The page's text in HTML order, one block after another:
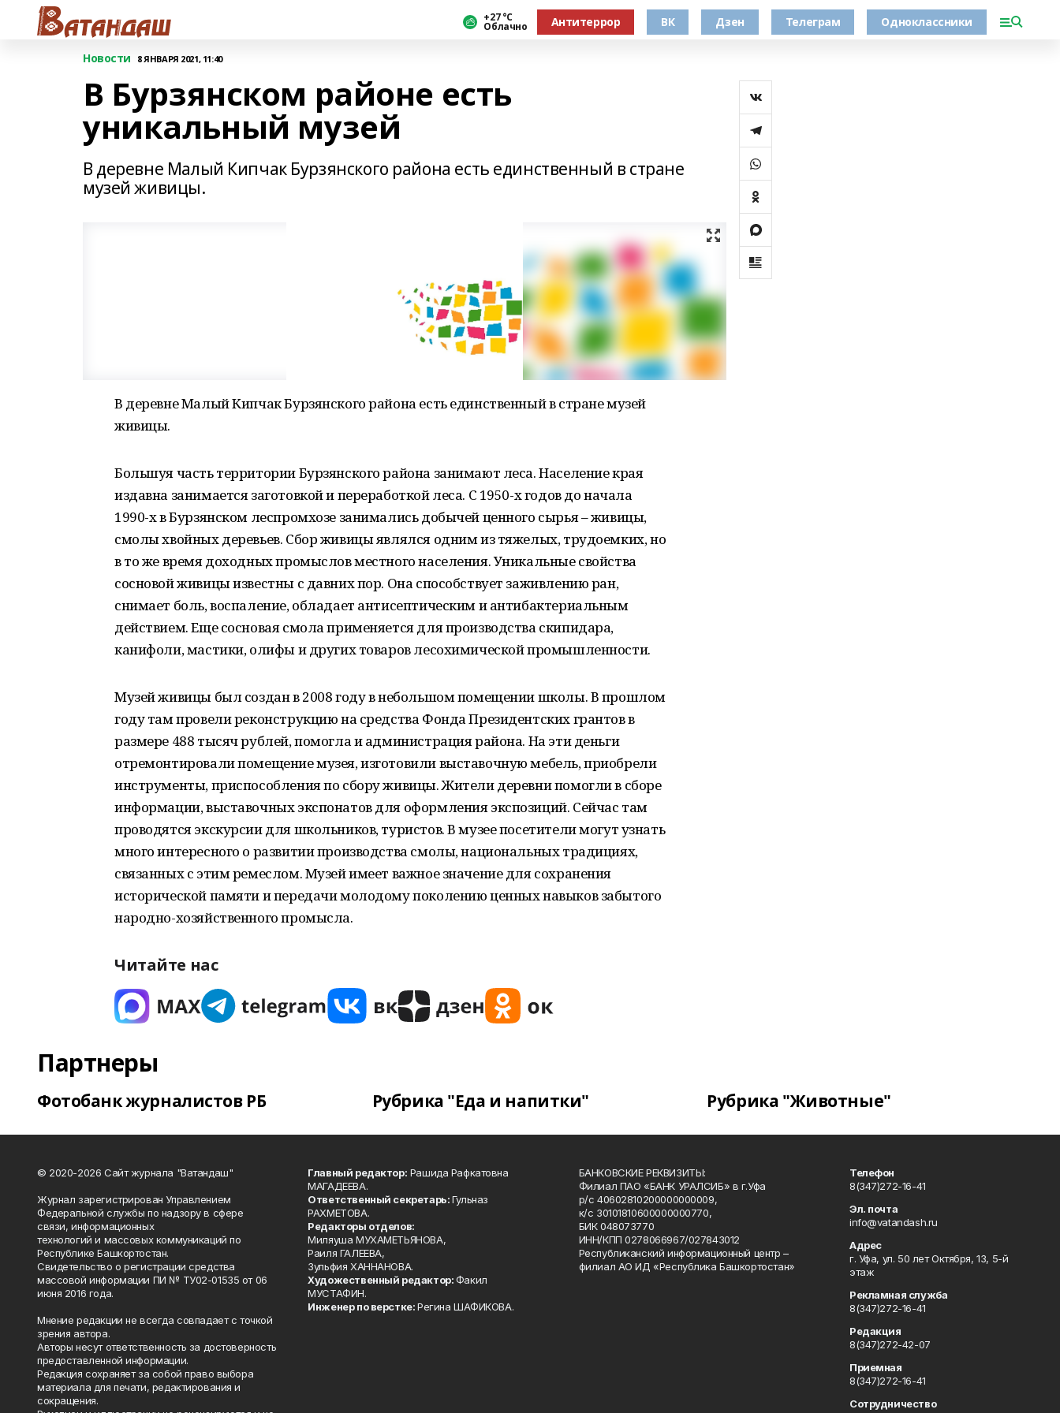
+27 °С
Облачно Антитеррор ВК Дзен Телеграм Одноклассники
Новости 8 ЯНВАРЯ 2021, 11:40
В Бурзянском районе есть
уникальный музей
В деревне Малый Кипчак Бурзянского района есть единственный в стране
музей живицы.
В деревне Малый Кипчак Бурзянского района есть единственный в стране музей
живицы.
Большуя часть территории Бурзянского района занимают леса. Население края
издавна занимается заготовкой и переработкой леса. С 1950-х годов до начала
1990-х в Бурзянском леспромхозе занимались добычей ценного сырья – живицы,
смолы хвойных деревьев. Сбор живицы являлся одним из тяжелых, трудоемких, но
в то же время доходных промыслов местного населения. Уникальные свойства
сосновой живицы известны с давних пор. Она способствует заживлению ран,
снимает боль, воспаление, обладает антисептическим и антибактериальным
действием. Еще сосновая смола применяется для производства скипидара,
канифоли, мастики, олифы и других товаров лесохимической промышленности.
Музей живицы был создан в 2008 году в небольшом помещении школы. В прошлом
году там провели реконструкцию на средства Фонда Президентских грантов в
размере 488 тысяч рублей, помогла и администрация района. На эти деньги
отремонтировали помещение музея, изготовили выставочную мебель, приобрели
инструменты, приспособления по сбору живицы. Жители деревни помогли в сборе
информации, выставочных экспонатов для оформления экспозиций. Сейчас там
проводятся экскурсии для школьников, туристов. В музее посетители могут узнать
много интересного о развитии производства смолы, национальных традициях,
связанных с этим ремеслом. Музей имеет важное значение для сохранения
исторической памяти и передачи молодому поколению ценных навыков забытого
народно-хозяйственного промысла.
Читайте нас
Партнеры
Фотобанк журналистов РБ Рубрика "Еда и напитки" Рубрика "Животные"
© 2020-2026 Сайт журнала "Ватандаш"
Журнал зарегистрирован Управлением
Федеральной службы по надзору в сфере
связи, информационных
технологий и массовых коммуникаций по
Республике Башкортостан.
Свидетельство о регистрации средства
массовой информации ПИ № ТУ02-01535 от 06
июня 2016 года.
Мнение редакции не всегда совпадает с точкой
зрения автора.
Авторы несут ответственность за достоверность
предоставленной информации.
Редакция сохраняет за собой право выбора
материала для печати, редактирования и
сокращения.
Главный редактор: Рашида Рафкатовна
МАГАДЕЕВА.
Ответственный секретарь:Гульназ
РАХМЕТОВА.
Редакторы отделов:
Миляуша МУХАМЕТЬЯНОВА,
Раиля ГАЛЕЕВА,
Зульфия ХАННАНОВА.
Художественный редактор:Факил
МУСТАФИН.
Инженер по верстке:Регина ШАФИКОВА.
БАНКОВСКИЕ РЕКВИЗИТЫ:
Филиал ПАО «БАНК УРАЛСИБ» в г.Уфа
р/с 40602810200000000009,
к/с 30101810600000000770,
БИК 048073770
ИНН/КПП 0278066967/027843012
Республиканский информационный центр –
филиал АО ИД «Республика Башкортостан»
Телефон
8(347)272-16-41
Эл. почта
info@vatandash.ru
Адрес
г. Уфа, ул. 50 лет Октября, 13, 5-й
этаж
Рекламная служба
8(347)272-16-41
Редакция
8(347)272-42-07
Приемная
8(347)272-16-41
Сотрудничество